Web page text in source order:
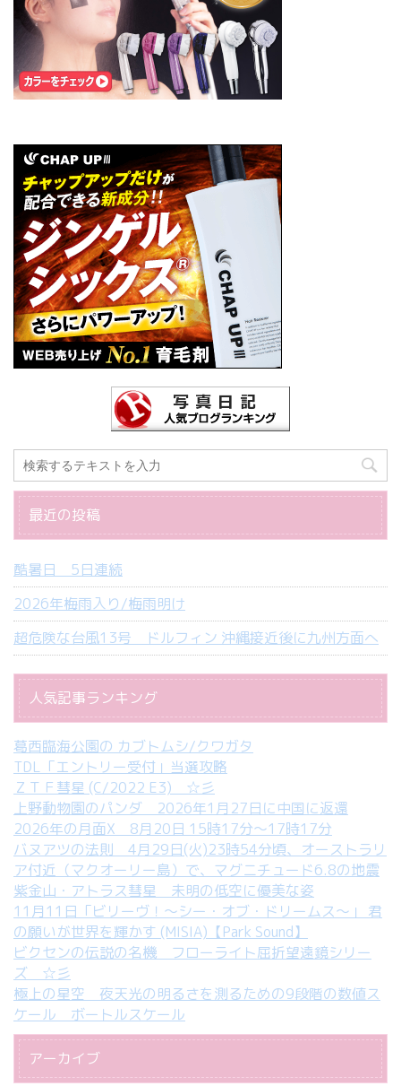
最近の投稿
酷暑日 5日連続
2026年梅雨入り/梅雨明け
超危険な台風13号 ドルフィン 沖縄接近後に九州方面へ
人気記事ランキング
葛西臨海公園の カブトムシ/クワガタ
TDL「エントリー受付」当選攻略
ＺＴＦ彗星 (C/2022 E3) ☆彡
上野動物園のパンダ 2026年1月27日に中国に返還
2026年の月面X 8月20日 15時17分～17時17分
バヌアツの法則 4月29日(火)23時54分頃、オーストラリ
ア付近（マクオーリー島）で、マグニチュード6.8の地震
紫金山・アトラス彗星 未明の低空に優美な姿
11月11日「ビリーヴ！～シー・オブ・ドリームス～」 君
の願いが世界を輝かす (MISIA)【Park Sound】
ビクセンの伝説の名機 フローライト屈折望遠鏡シリー
ズ ☆彡
極上の星空 夜天光の明るさを測るための9段階の数値ス
ケール ボートルスケール
アーカイブ